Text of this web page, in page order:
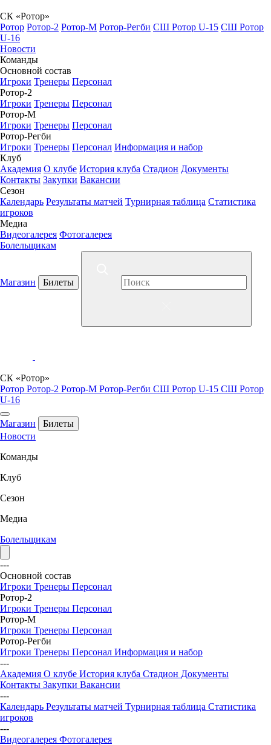
СК «Ротор»
Ротор Ротор-2 Ротор-М Ротор-Регби СШ Ротор U-15 СШ Ротор
U-16
Новости
Команды
Основной состав
Игроки Тренеры Персонал
Ротор-2
Игроки Тренеры Персонал
Ротор-М
Игроки Тренеры Персонал
Ротор-Регби
Игроки Тренеры Персонал Информация и набор
Клуб
Академия О клубе История клуба Стадион Документы
Контакты Закупки Вакансии
Сезон
Календарь Результаты матчей Турнирная таблица Статистика
игроков
Медиа
Видеогалерея Фотогалерея
Болельщикам
Магазин Билеты
СК «Ротор»
Ротор Ротор-2 Ротор-М Ротор-Регби СШ Ротор U-15 СШ Ротор
U-16
Магазин
Билеты
Новости
Команды
Клуб
Сезон
Медиа
Болельщикам
---
Основной состав
Игроки Тренеры Персонал
Ротор-2
Игроки Тренеры Персонал
Ротор-М
Игроки Тренеры Персонал
Ротор-Регби
Игроки Тренеры Персонал Информация и набор
---
Академия О клубе История клуба Стадион Документы
Контакты Закупки Вакансии
---
Календарь Результаты матчей Турнирная таблица Статистика
игроков
---
Видеогалерея Фотогалерея